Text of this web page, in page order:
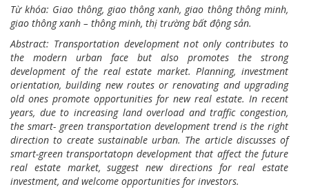
Từ khóa: Giao thông, giao thông xanh, giao thông thông minh,
giao thông xanh – thông minh, thị trường bất động sản.
Abstract: Transportation development not only contributes to
the modern urban face but also promotes the strong
development of the real estate market. Planning, investment
orientation, building new routes or renovating and upgrading
old ones promote opportunities for new real estate. In recent
years, due to increasing land overload and traffic congestion,
the smart- green transportation development trend is the right
direction to create sustainable urban. The article discusses of
smart-green transportatopn development that affect the future
real estate market, suggest new directions for real estate
investment, and welcome opportunities for investors.